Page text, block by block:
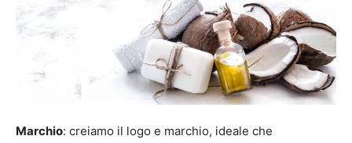
Marchio: creiamo il logo e marchio, ideale che